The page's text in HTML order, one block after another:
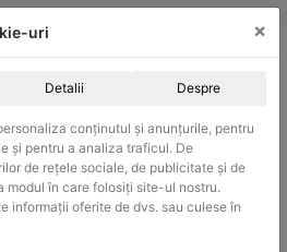
si in sistemul SEAP / SICAP
uri ×
Detalii Despre
conținutul și anunțurile, pentru
și pentru a analiza traficul. De
de rețele sociale, de publicitate și de
modul în care folosiți site-ul nostru.
informații oferite de dvs. sau culese în